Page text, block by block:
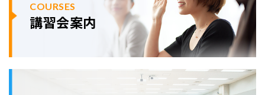
COURSES
講習会案内